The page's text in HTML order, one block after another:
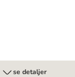
se detaljer